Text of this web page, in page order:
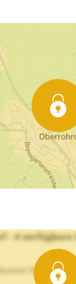
- 4 verfügbare
Neubau